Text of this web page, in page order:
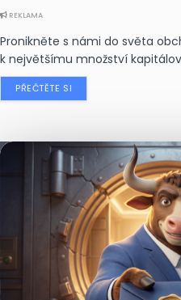
REKLAMA
Pronikněte s námi do světa
k největšímu množství
PŘEČTĚTE SI
Nejčtenější